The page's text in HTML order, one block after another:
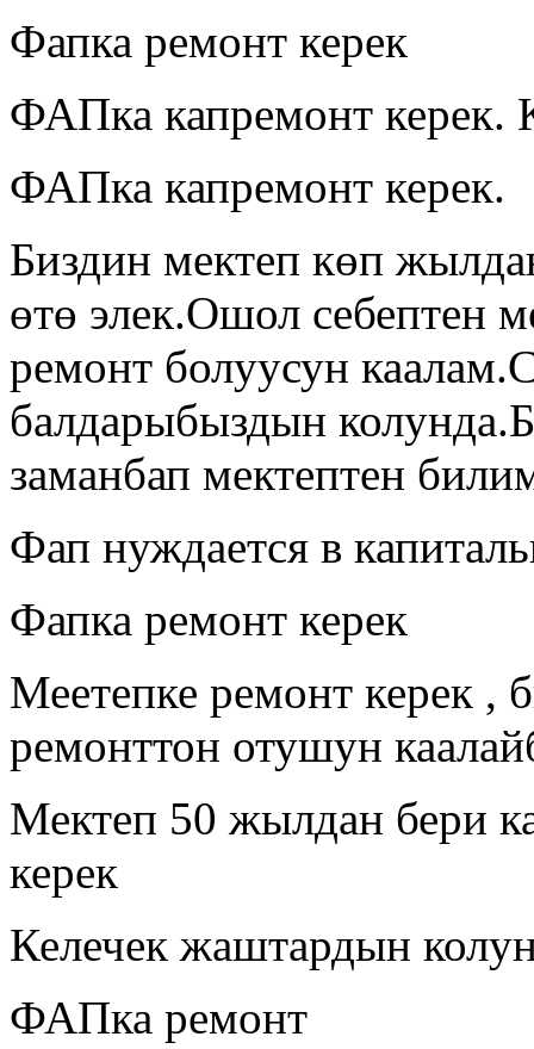
Фапка ремонт керек
ФАПка капремонт керек.
ФАПка капремонт керек.
Биздин мектеп көп
өтө элек.Ошол себептен
ремонт болуусун
балдарыбыздын
заманбап мектептен
Фап нуждается в
Фапка ремонт керек
Меетепке ремонт керек ,
ремонттон отушун
Мектеп 50 жылдан бери
керек
Келечек жаштардын
ФАПка ремонт